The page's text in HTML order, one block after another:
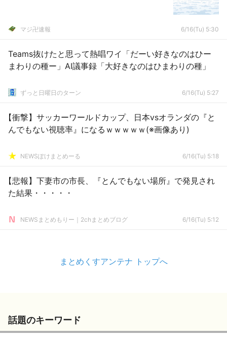
マジ卍速報 6/16(Tu) 5:30
Teams抜けたと思って熱唱ワイ「だーい好きなのはひー
まわりの種ー」AI議事録「大好きなのはひまわりの種」
ずっと日曜日のターン 6/16(Tu) 5:27
【衝撃】サッカーワールドカップ、日本vsオランダの『と
んでもない視聴率』になるｗｗｗｗｗ(※画像あり)
NEWSぽけまとめーる 6/16(Tu) 5:18
【悲報】下妻市の市長、『とんでもない場所』で発見され
た結果・・・・・
NEWSまとめもりー｜2chまとめブログ 6/16(Tu) 5:12
まとめくすアンテナ トップへ
話題のキーワード